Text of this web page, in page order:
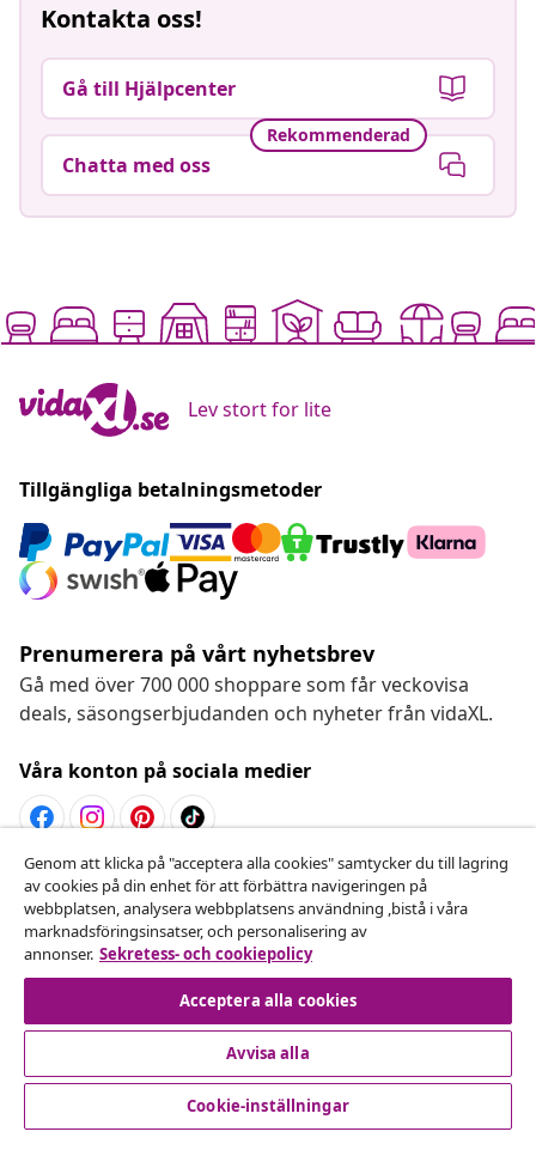
Kontakta oss!
Gå till Hjälpcenter
Rekommenderad
Chatta med oss
Lev stort for lite
Tillgängliga betalningsmetoder
Prenumerera på vårt nyhetsbrev
Gå med över 700 000 shoppare som får veckovisa
deals, säsongserbjudanden och nyheter från vidaXL.
Våra konton på sociala medier
Avbryta avtalet
Skicka in en begäran om uttag för din beställning.
Avbryta avtalet
Kundservice
Genom att klicka på "acceptera alla cookies" samtycker du till lagring
av cookies på din enhet för att förbättra navigeringen på
webbplatsen, analysera webbplatsens användning ,bistå i våra
marknadsföringsinsatser, och personalisering av
annonser. Sekretess- och cookiepolicy
Acceptera alla cookies
Avvisa alla
Cookie-inställningar